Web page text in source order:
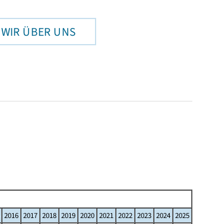
WIR ÜBER UNS
2016 2017 2018 2019 2020 2021 2022 2023 2024 2025